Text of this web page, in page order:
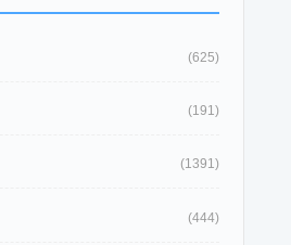
(625)
(191)
(1391)
(444)